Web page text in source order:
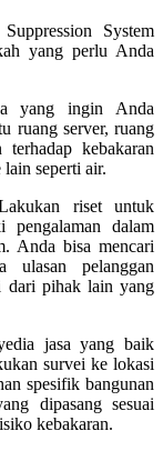
System
yang perlu Anda
yang ingin Anda
ruang server, ruang
kebakaran
seperti air.
riset untuk
pengalaman dalam
Anda bisa mencari
ulasan pelanggan
dari pihak lain yang
jasa yang baik
survei ke lokasi
spesifik bangunan
dipasang sesuai
kebakaran.